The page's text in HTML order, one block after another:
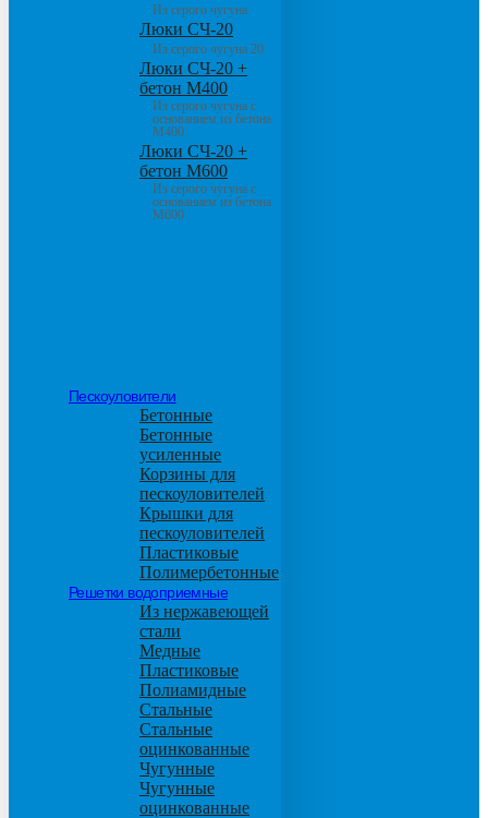
Из серого чугуна
Люки СЧ-20
Из серого чугуна 20
Люки СЧ-20 +
бетон М400
Из серого чугуна с
основанием из бетона
М400
Люки СЧ-20 +
бетон М600
Из серого чугуна с
основанием из бетона
М600
Пескоуловители
Бетонные
Бетонные
усиленные
Корзины для
пескоуловителей
Крышки для
пескоуловителей
Пластиковые
Полимербетонные
Решетки водоприемные
Из нержавеющей
стали
Медные
Пластиковые
Полиамидные
Стальные
Стальные
оцинкованные
Чугунные
Чугунные
оцинкованные